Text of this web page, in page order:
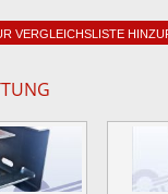
VERGLEICHSLISTE